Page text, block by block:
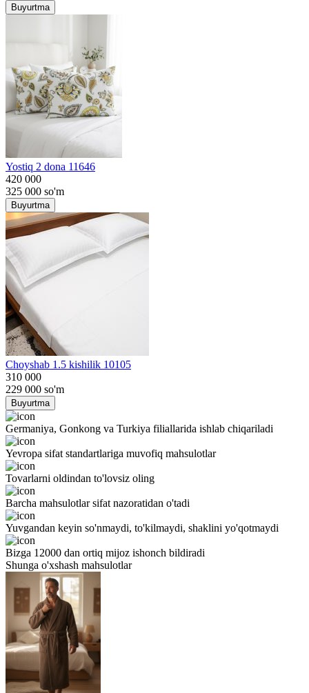
Buyurtma
Yostiq 2 dona 11646
420 000
325 000 so'm
Buyurtma
Choyshab 1.5 kishilik 10105
310 000
229 000 so'm
Buyurtma
Germaniya, Gonkong va Turkiya filiallarida ishlab chiqariladi
Yevropa sifat standartlariga muvofiq mahsulotlar
Tovarlarni oldindan to'lovsiz oling
Barcha mahsulotlar sifat nazoratidan o'tadi
Yuvgandan keyin so'nmaydi, to'kilmaydi, shaklini yo'qotmaydi
Bizga 12000 dan ortiq mijoz ishonch bildiradi
Shunga o'xshash mahsulotlar